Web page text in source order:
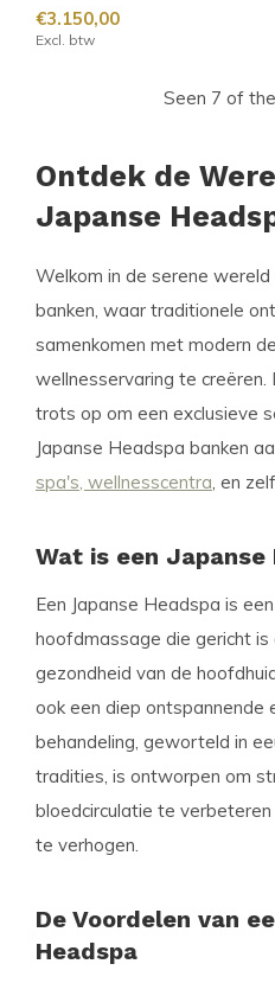
€3.150,00
Excl. btw
Seen 7 of
Ontdek de
Japanse
Welkom in de serene
banken, waar traditionele
samenkomen met modern
wellnesservaring te creëren.
trots op om een exclusieve
Japanse Headspa banken
spa's, wellnesscentra, en
Wat is een Japanse
Een Japanse Headspa is
hoofdmassage die gericht
gezondheid van de
ook een diep ontspannende
behandeling, geworteld in
tradities, is ontworpen om
bloedcirculatie te
te verhogen.
De Voordelen van
Headspa